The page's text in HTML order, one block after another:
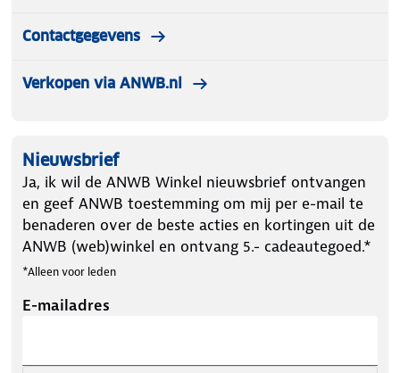
Contactgegevens
Verkopen via ANWB.nl
Nieuwsbrief
Ja, ik wil de ANWB Winkel nieuwsbrief ontvangen
en geef ANWB toestemming om mij per e-mail te
benaderen over de beste acties en kortingen uit de
ANWB (web)winkel en ontvang 5.- cadeautegoed.*
*Alleen voor leden
E-mailadres